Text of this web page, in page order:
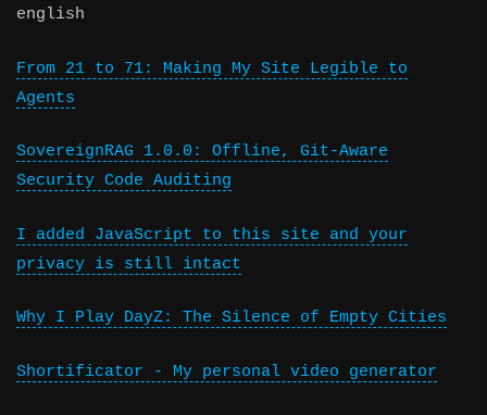
english
From 21 to 71: Making My Site Legible to
Agents
SovereignRAG 1.0.0: Offline, Git-Aware
Security Code Auditing
I added JavaScript to this site and your
privacy is still intact
Why I Play DayZ: The Silence of Empty Cities
Shortificator - My personal video generator